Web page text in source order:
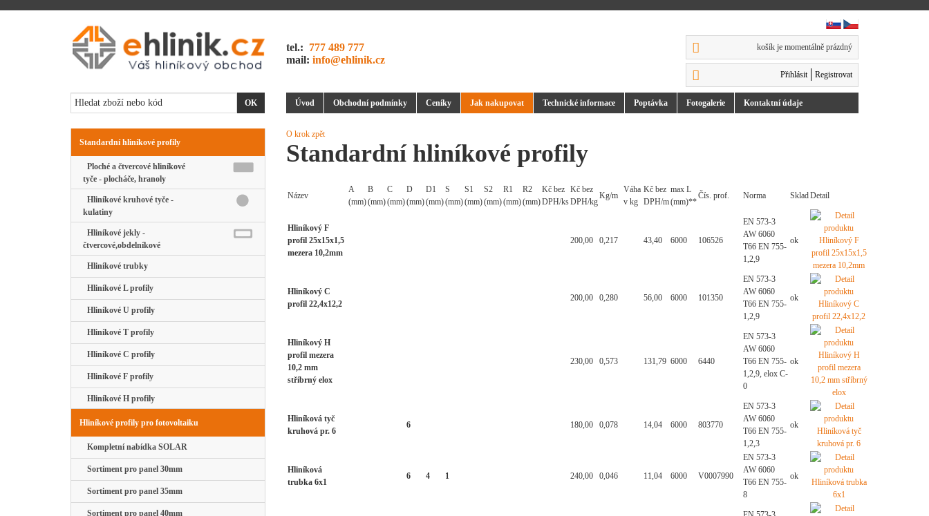
tel.: 777 489 777
mail: info@ehlinik.cz
košík je momentálně prázdný
Přihlásit Registrovat
Úvod Obchodní podmínky Ceníky Jak nakupovat Technické informace Poptávka Fotogalerie Kontaktní údaje
Standardní hliníkové profily
Ploché a čtvercové hliníkové
tyče - plocháče, hranoly
Hliníkové kruhové tyče -
kulatiny
Hliníkové jekly -
čtvercové,obdelníkové
Hliníkové trubky
Hliníkové L profily
Hliníkové U profily
Hliníkové T profily
Hliníkové C profily
Hliníkové F profily
Hliníkové H profily
Hliníkové profily pro fotovoltaiku
Kompletní nabídka SOLAR
Sortiment pro panel 30mm
Sortiment pro panel 35mm
Sortiment pro panel 40mm
O krok zpět
Standardní hliníkové profily
Název
A
(mm)
B
(mm)
C
(mm)
D
(mm)
D1
(mm)
S
(mm)
S1
(mm)
S2
(mm)
R1
(mm)
R2
(mm)
Kč bez
DPH/ks
Kč bez
DPH/kg
Kg/m
Váha
v kg
Kč bez
DPH/m
max L
(mm)**
Čís. prof. Norma SkladDetail
Hliníkový F
profil 25x15x1,5
mezera 10,2mm
200,00 0,217 43,40 6000 106526
EN 573-3
AW 6060
T66 EN 755-
1,2,9
ok
Hliníkový C
profil 22,4x12,2
200,00 0,280 56,00 6000 101350
EN 573-3
AW 6060
T66 EN 755-
1,2,9
ok
Hliníkový H
profil mezera
10,2 mm
stříbrný elox
230,00 0,573 131,79 6000 6440
EN 573-3
AW 6060
T66 EN 755-
1,2,9, elox C-
0
ok
Hliníková tyč
kruhová pr. 6
6 180,00 0,078 14,04 6000 803770
EN 573-3
AW 6060
T66 EN 755-
1,2,3
ok
Hliníková
trubka 6x1
6 4 1 240,00 0,046 11,04 6000 V0007990
EN 573-3
AW 6060
T66 EN 755-
8
ok